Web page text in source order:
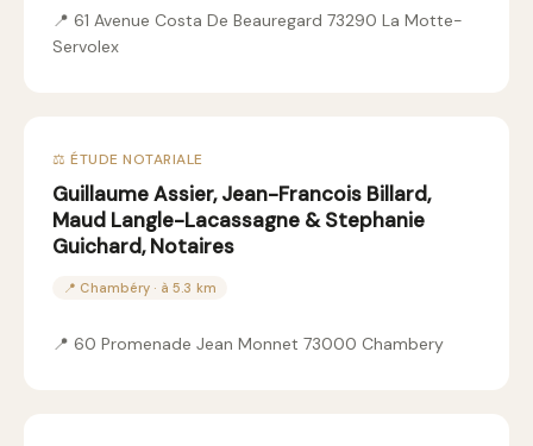
📍 61 Avenue Costa De Beauregard 73290 La Motte-
Servolex
⚖️ ÉTUDE NOTARIALE
Guillaume Assier, Jean-Francois Billard,
Maud Langle-Lacassagne & Stephanie
Guichard, Notaires
📍 Chambéry · à 5.3 km
📍 60 Promenade Jean Monnet 73000 Chambery